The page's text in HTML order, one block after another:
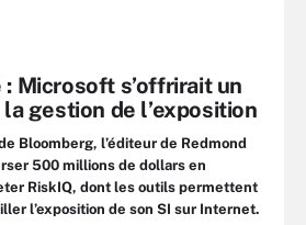
Microsoft s’offrirait un
gestion de l’exposition
Bloomberg, l’éditeur de Redmond
500 millions de dollars en
RiskIQ, dont les outils permettent
l’exposition de son SI sur Internet.